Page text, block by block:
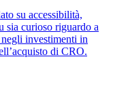
su accessibilità,
sia curioso riguardo a
investimenti in
di CRO.